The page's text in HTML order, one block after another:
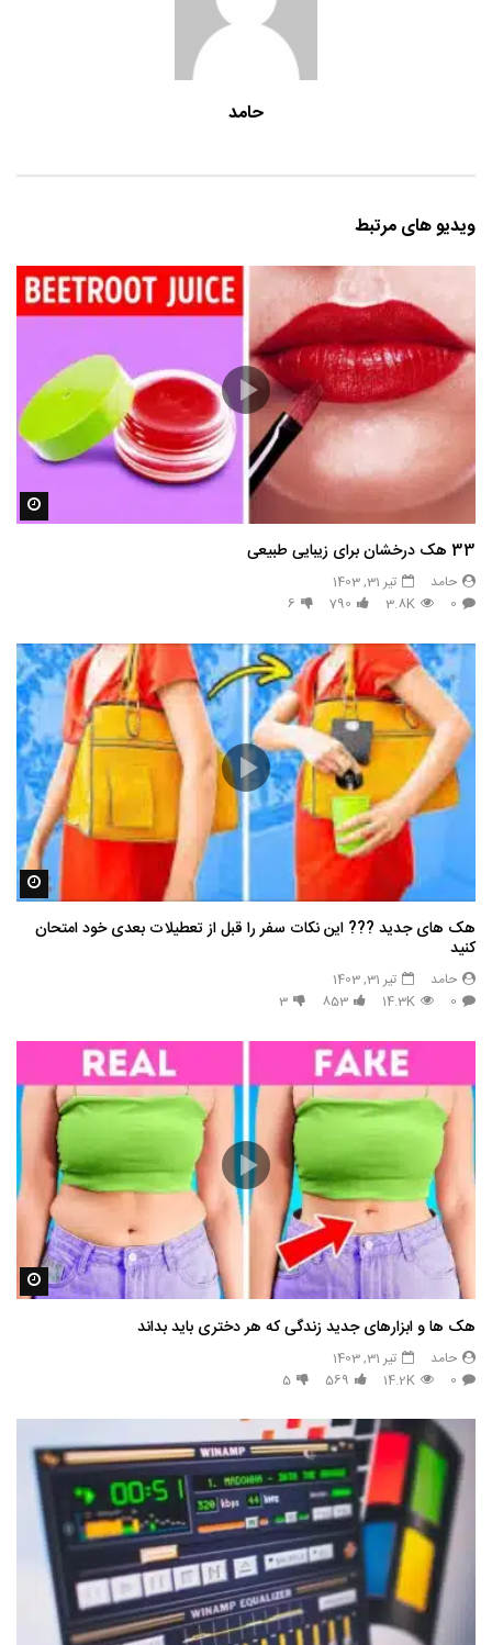
حامد
ویدیو های مرتبط
33 هک درخشان برای زیبایی طبیعی
حامد
تیر 31, 1403
0
3.8K
790
6
هک های جدید ??️? این نکات سفر را قبل از تعطیلات بعدی خود امتحان
کنید
حامد
تیر 31, 1403
0
14.3K
853
3
هک ها و ابزارهای جدید زندگی که هر دختری باید بداند
حامد
تیر 31, 1403
0
14.2K
569
5